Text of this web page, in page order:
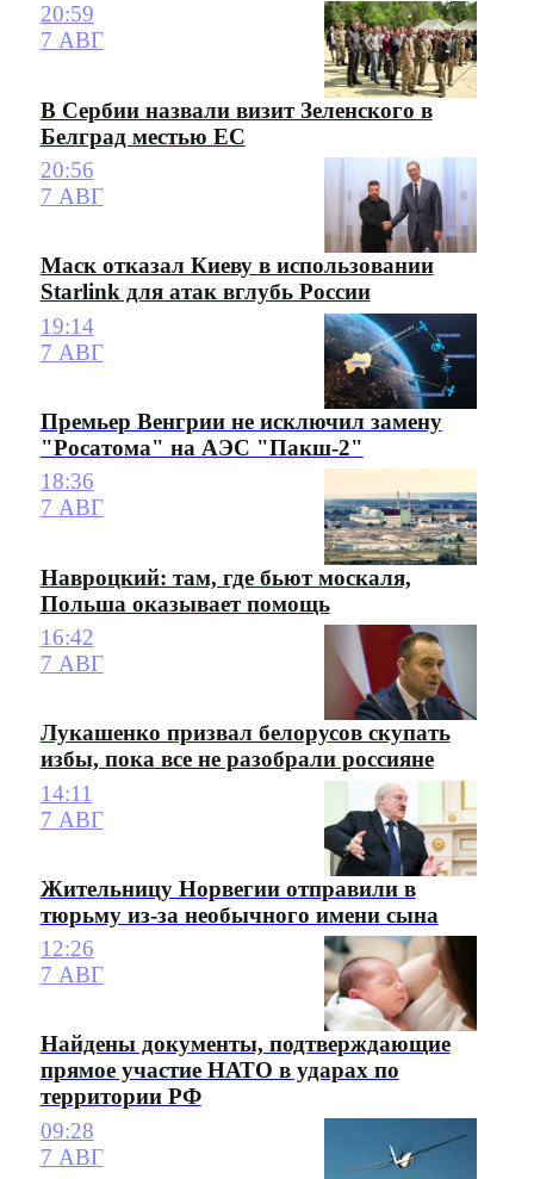
20:59
7 АВГ
В Сербии назвали визит Зеленского в
Белград местью ЕС
20:56
7 АВГ
Маск отказал Киеву в использовании
Starlink для атак вглубь России
19:14
7 АВГ
Премьер Венгрии не исключил замену
"Росатома" на АЭС "Пакш-2"
18:36
7 АВГ
Навроцкий: там, где бьют москаля,
Польша оказывает помощь
16:42
7 АВГ
Лукашенко призвал белорусов скупать
избы, пока все не разобрали россияне
14:11
7 АВГ
Жительницу Норвегии отправили в
тюрьму из-за необычного имени сына
12:26
7 АВГ
Найдены документы, подтверждающие
прямое участие НАТО в ударах по
территории РФ
09:28
7 АВГ